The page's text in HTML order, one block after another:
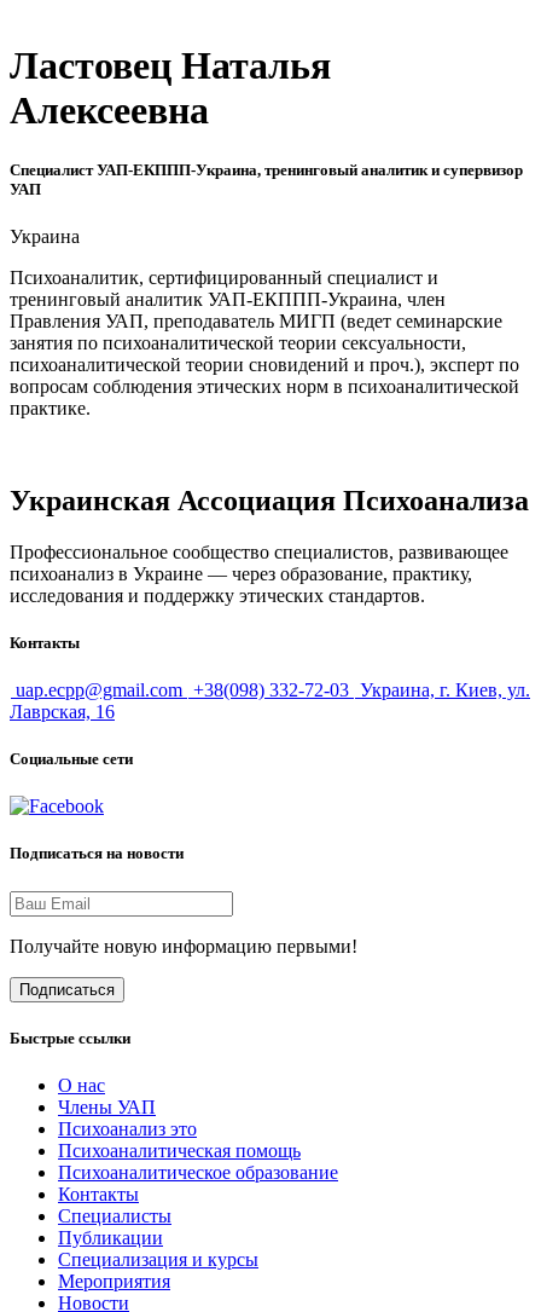
Ластовец Наталья
Алексеевна
Специалист УАП-ЕКППП-Украина, тренинговый аналитик и супервизор
УАП
Украина
Психоаналитик, сертифицированный специалист и
тренинговый аналитик УАП-ЕКППП-Украина, член
Правления УАП, преподаватель МИГП (ведет семинарские
занятия по психоаналитической теории сексуальности,
психоаналитической теории сновидений и проч.), эксперт по
вопросам соблюдения этических норм в психоаналитической
практике.
Украинская Ассоциация Психоанализа
Профессиональное сообщество специалистов, развивающее
психоанализ в Украине — через образование, практику,
исследования и поддержку этических стандартов.
Контакты
uap.ecpp@gmail.com +38(098) 332-72-03 Украина, г. Киев, ул.
Лаврская, 16
Социальные сети
Подписаться на новости
Получайте новую информацию первыми!
Подписаться
Быстрые ссылки
О нас
Члены УАП
Психоанализ это
Психоаналитическая помощь
Психоаналитическое образование
Контакты
Специалисты
Публикации
Специализация и курсы
Мероприятия
Новости